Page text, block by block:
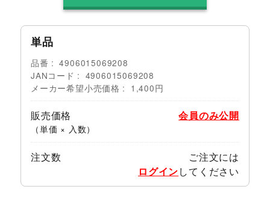
単品
品番
4906015069208
JANコード
4906015069208
メーカー希望小売価格
1,400円
販売価格
（単価 × 入数）
会員のみ公開
注文数
ご注文には
ログインしてください